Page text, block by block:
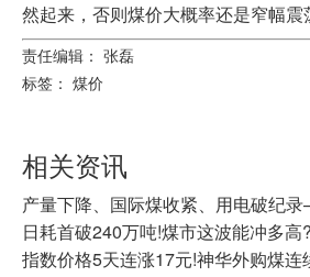
然起来，否则煤价大概率还是窄幅震
责任编辑： 张磊
标签： 煤价
相关资讯
日耗首破240万吨!煤市这波能冲多高?